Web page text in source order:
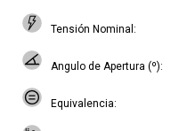
Tensión Nominal
Angulo de Apertura (º)
Equivalencia